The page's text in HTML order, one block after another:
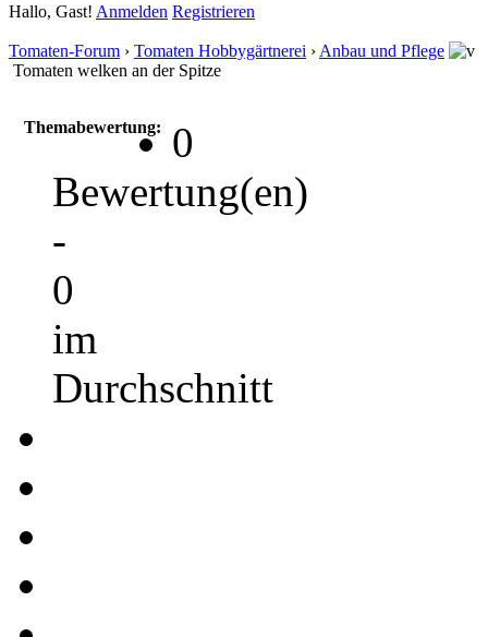
Hallo, Gast! Anmelden Registrieren
Tomaten-Forum › Tomaten Hobbygärtnerei › Anbau und Pflege
Tomaten welken an der Spitze
Themabewertung:
0
Bewertung(en)
-
0
im
Durchschnitt